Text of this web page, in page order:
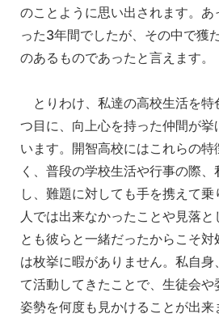
のことように思い出されます。
った3年間でしたが、その中で獲
のあるものであったと言えます。
とりわけ、私達の高校生活を特
つ目に、向上心を持った仲間が挙
います。開智高校にはこれらの特
く、普段の学校生活や行事の際
し、難題に対しても手を携えて
人では出来なかったことや見落と
とも彼らと一緒だったからこそ
は枚挙に暇がありません。私自
て活動してきたことで、生徒会
姿勢を何度も見かけることが出来